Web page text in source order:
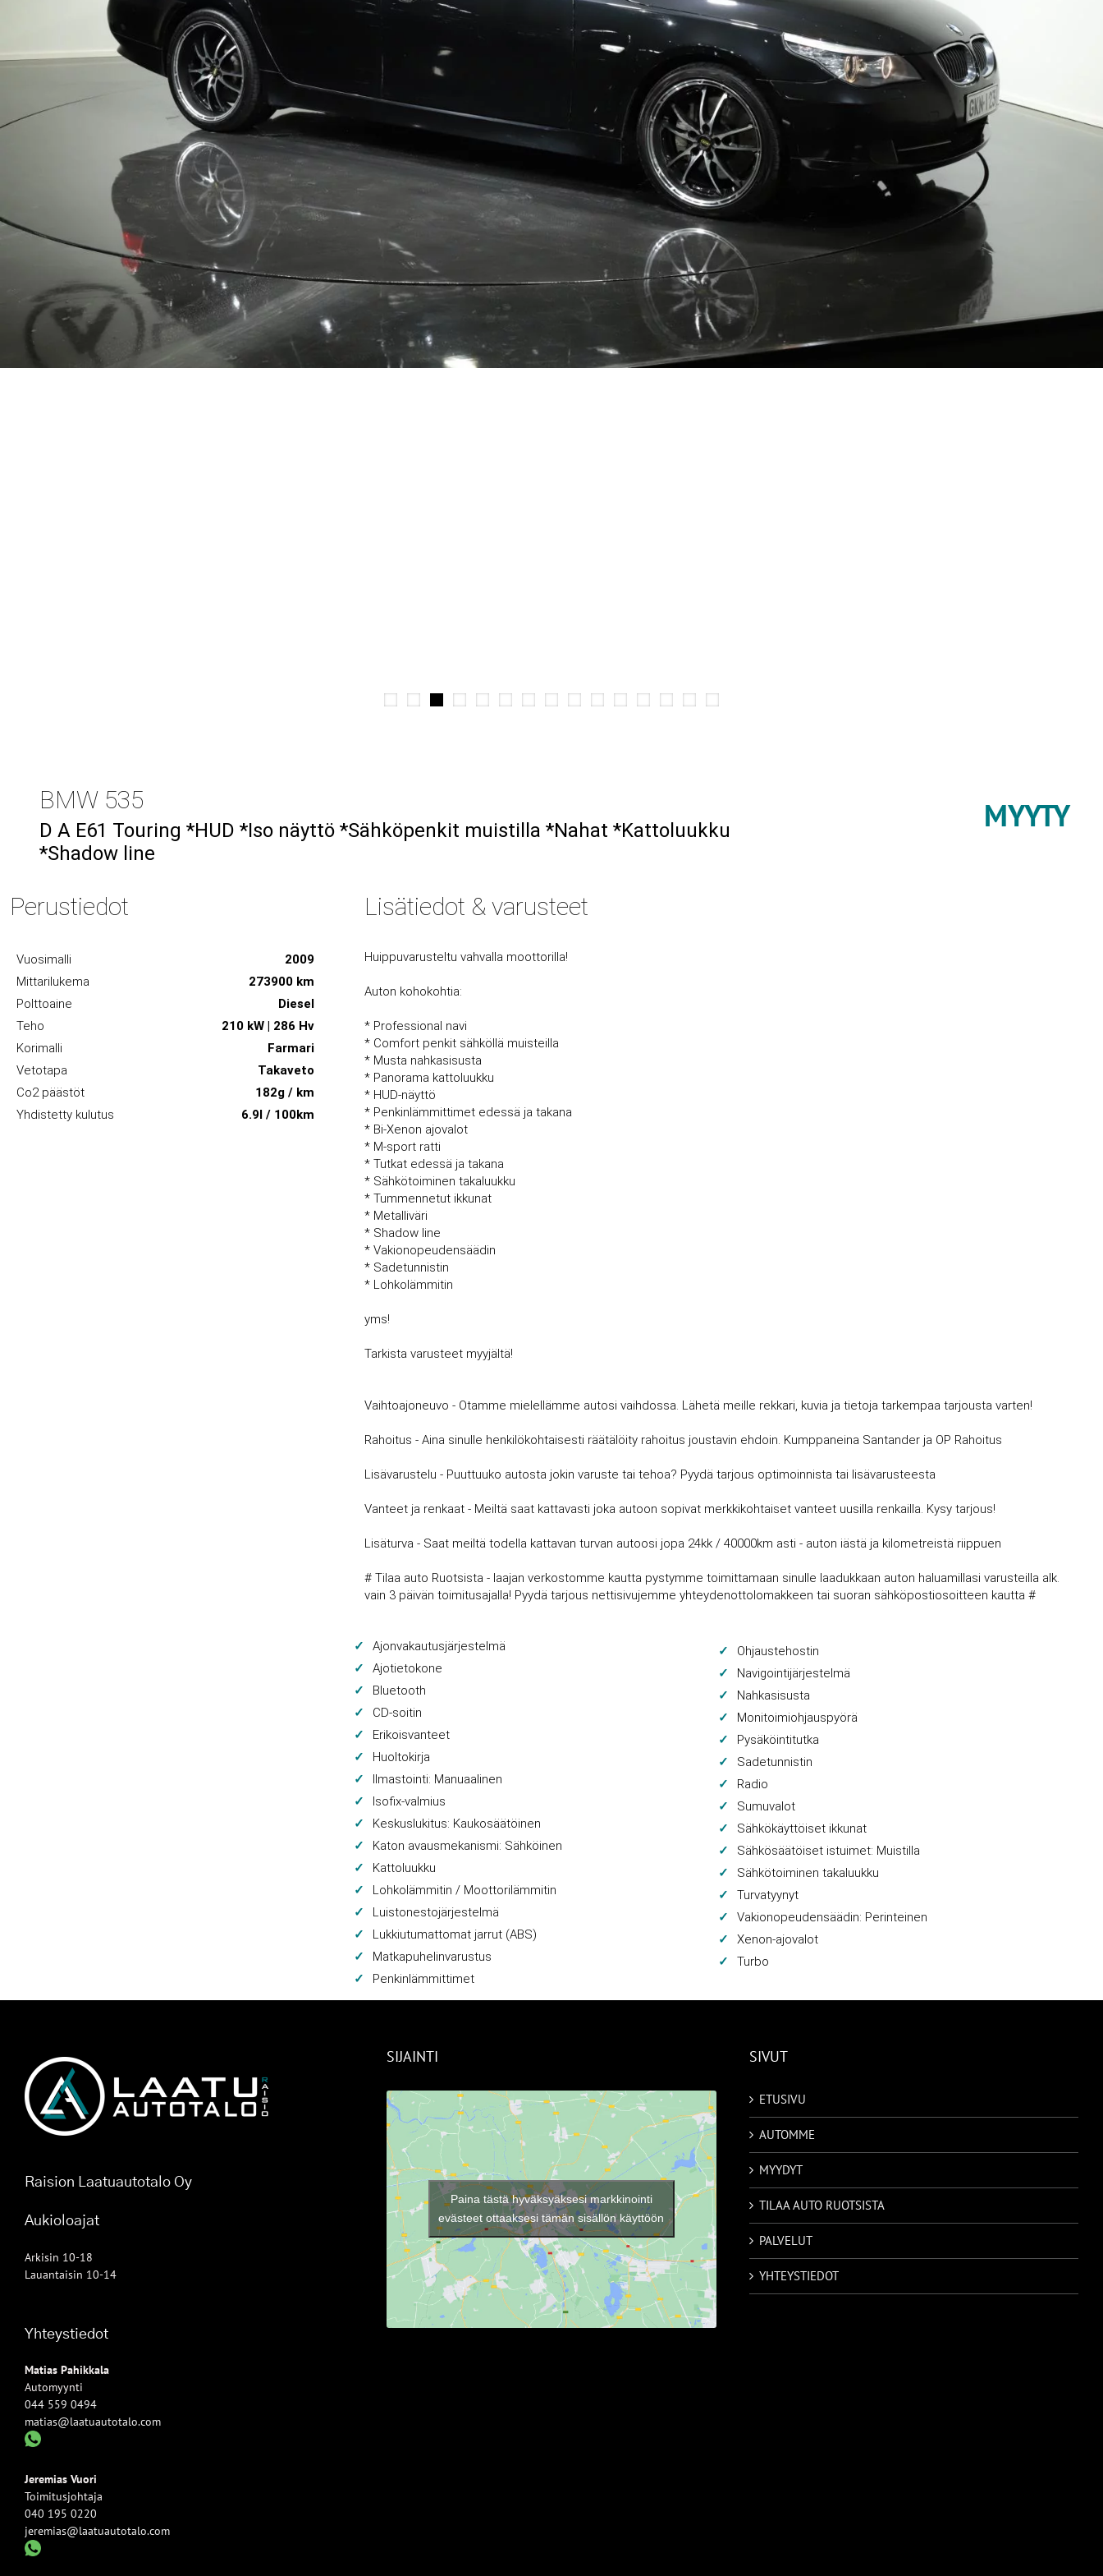
BMW 535
D A E61 Touring *HUD *Iso näyttö *Sähköpenkit muistilla *Nahat *Kattoluukku
*Shadow line
MYYTY
Perustiedot
Vuosimalli
2009
Mittarilukema
273900 km
Polttoaine
Diesel
Teho
210 kW | 286 Hv
Korimalli
Farmari
Vetotapa
Takaveto
Co2 päästöt
182g / km
Yhdistetty kulutus
6.9l / 100km
Lisätiedot & varusteet
Huippuvarusteltu vahvalla moottorilla!
Auton kohokohtia:
* Professional navi
* Comfort penkit sähköllä muisteilla
* Musta nahkasisusta
* Panorama kattoluukku
* HUD-näyttö
* Penkinlämmittimet edessä ja takana
* Bi-Xenon ajovalot
* M-sport ratti
* Tutkat edessä ja takana
* Sähkötoiminen takaluukku
* Tummennetut ikkunat
* Metalliväri
* Shadow line
* Vakionopeudensäädin
* Sadetunnistin
* Lohkolämmitin
yms!
Tarkista varusteet myyjältä!
Vaihtoajoneuvo - Otamme mielellämme autosi vaihdossa. Lähetä meille rekkari, kuvia ja tietoja tarkempaa tarjousta varten!
Rahoitus - Aina sinulle henkilökohtaisesti räätälöity rahoitus joustavin ehdoin. Kumppaneina Santander ja OP Rahoitus
Lisävarustelu - Puuttuuko autosta jokin varuste tai tehoa? Pyydä tarjous optimoinnista tai lisävarusteesta
Vanteet ja renkaat - Meiltä saat kattavasti joka autoon sopivat merkkikohtaiset vanteet uusilla renkailla. Kysy tarjous!
Lisäturva - Saat meiltä todella kattavan turvan autoosi jopa 24kk / 40000km asti - auton iästä ja kilometreistä riippuen
# Tilaa auto Ruotsista - laajan verkostomme kautta pystymme toimittamaan sinulle laadukkaan auton haluamillasi varusteilla alk.
vain 3 päivän toimitusajalla! Pyydä tarjous nettisivujemme yhteydenottolomakkeen tai suoran sähköpostiosoitteen kautta #
Ajonvakautusjärjestelmä
Ajotietokone
Bluetooth
CD-soitin
Erikoisvanteet
Huoltokirja
Ilmastointi: Manuaalinen
Isofix-valmius
Keskuslukitus: Kaukosäätöinen
Katon avausmekanismi: Sähköinen
Kattoluukku
Lohkolämmitin / Moottorilämmitin
Luistonestojärjestelmä
Lukkiutumattomat jarrut (ABS)
Matkapuhelinvarustus
Penkinlämmittimet
Ohjaustehostin
Navigointijärjestelmä
Nahkasisusta
Monitoimiohjauspyörä
Pysäköintitutka
Sadetunnistin
Radio
Sumuvalot
Sähkökäyttöiset ikkunat
Sähkösäätöiset istuimet: Muistilla
Sähkötoiminen takaluukku
Turvatyynyt
Vakionopeudensäädin: Perinteinen
Xenon-ajovalot
Turbo
Raision Laatuautotalo Oy
Aukioloajat
Arkisin 10-18
Lauantaisin 10-14
Yhteystiedot
Matias Pahikkala
Automyynti
044 559 0494
matias@laatuautotalo.com
Jeremias Vuori
Toimitusjohtaja
040 195 0220
jeremias@laatuautotalo.com
SIJAINTI
Paina tästä hyväksyäksesi markkinointi
evästeet ottaaksesi tämän sisällön käyttöön
SIVUT
ETUSIVU
AUTOMME
MYYDYT
TILAA AUTO RUOTSISTA
PALVELUT
YHTEYSTIEDOT